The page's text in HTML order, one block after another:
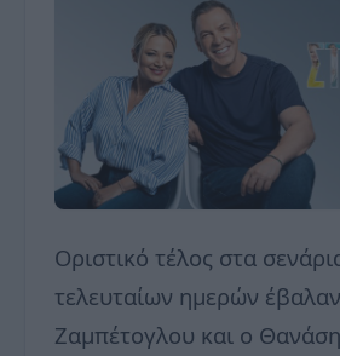
Οριστικό τέλος στα
τελευταίων ημερών
Ζαμπέτογλου και ο